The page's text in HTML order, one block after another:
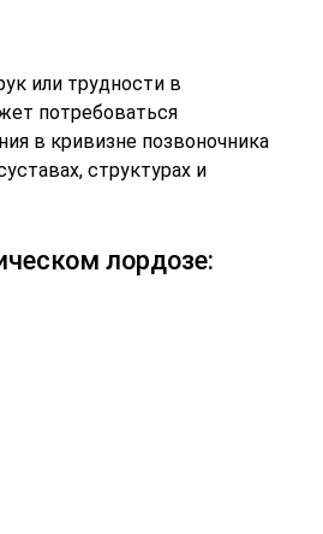
или трудности в
потребоваться
в кривизне позвоночника
структурах и
лордозе: